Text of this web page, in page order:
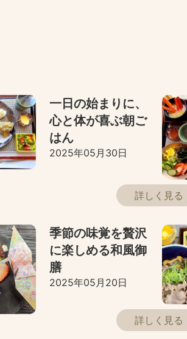
一日の始まりに、
心と体が喜ぶ朝ご
はん
2025年05月30日
詳しく見る
季節の味覚を贅沢
に楽しめる和風御
膳
2025年05月20日
詳しく見る